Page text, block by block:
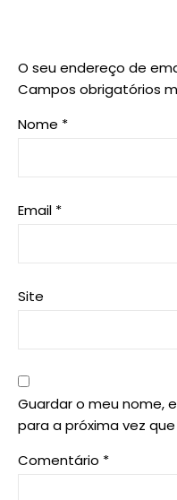
O seu endereço de
Campos obrigatórios
Nome *
Email *
Site
Guardar o meu nome,
para a próxima vez
Comentário *